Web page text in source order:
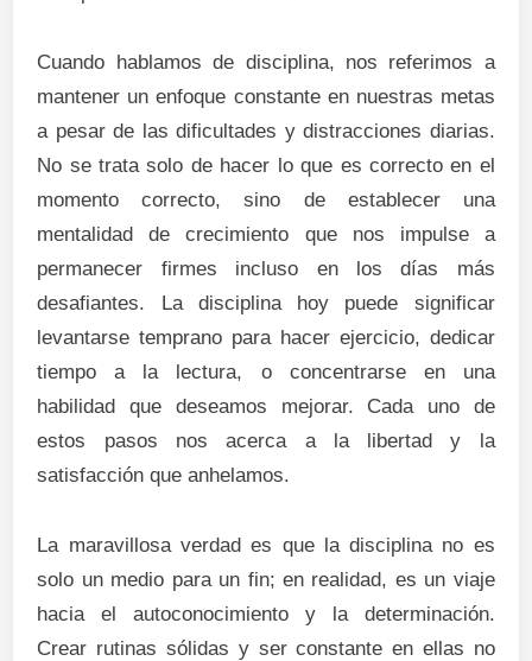
Cuando hablamos de disciplina, nos referimos a
mantener un enfoque constante en nuestras metas
a pesar de las dificultades y distracciones diarias.
No se trata solo de hacer lo que es correcto en el
momento correcto, sino de establecer una
mentalidad de crecimiento que nos impulse a
permanecer firmes incluso en los días más
desafiantes. La disciplina hoy puede significar
levantarse temprano para hacer ejercicio, dedicar
tiempo a la lectura, o concentrarse en una
habilidad que deseamos mejorar. Cada uno de
estos pasos nos acerca a la libertad y la
satisfacción que anhelamos.
La maravillosa verdad es que la disciplina no es
solo un medio para un fin; en realidad, es un viaje
hacia el autoconocimiento y la determinación.
Crear rutinas sólidas y ser constante en ellas no